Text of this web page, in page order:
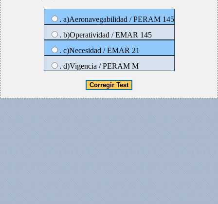
. a)Aeronavegabilidad / PERAM 145
. b)Operatividad / EMAR 145
. c)Necesidad / EMAR 21
. d)Vigencia / PERAM M